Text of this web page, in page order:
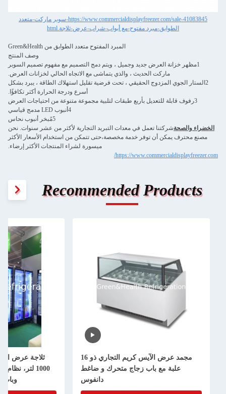
https://www.commercialdisplayfreezer.com/sale-41083845-سوبر ماركت-متعدد
الطوابق-مبرد مفتوح-مع أبواب-شراب-عرض-ثلاجة.html
المبرد المفتوح متعدد الطوابق من Green&Health
وصف المنتج
1مظهر خزانة العرض جديد وجميل ، ويتم دمج التصميم مع مفهوم تصميم السوبر
ماركت الحديث ، والذي يتماشى مع الاتجاه الحالي لخزانات العرض.
2الستار الجوي المزدوج الحقيقي ، تحت فرضية تقليل استهلاك الطاقة ، يبرد بشكل
أسرع ودرجة الحرارة أكثر تكافؤًا.
3رفوف قابلة للتعديل بأربع طبقات لتلبية مجموعة متنوعة من احتياجات العرض
4أنبوب LED مدمج قياسي
5مُبخر أنبوب نحاس
الخضراء والصحةشركتنا تعمل في معدات التبريد التجارية لأكثر من عشر سنوات. نحن
مصنع محترف يمكن أن توفر خدمة مخصصة،حتى تتمكن من استخدام الأسعار الأكثر
ميسورة لشراء المنتجات الأكثر إرضاء.
https://www.commercialdisplayfreezer.com/
Recommended Products
مجمد عرض الآيس كريم التجاري ذو 16
علبة مع باب زجاج متحرك و ضاغط
دانفوس
ثلاجة عرض
1000 لتر،
وباب